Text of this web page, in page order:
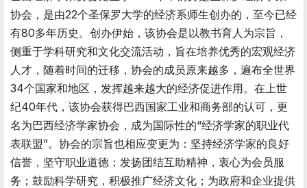
协会，是由22个圣保罗大学的经济系师生创办的，至今已经
有80多年历史。创办伊始，该协会是以教书育人为宗旨，
侧重于学科研究和文化交流活动，旨在培养优秀的宏观经济
人才，随着时间的迁移，协会的成员原来越多，遍布全世界
34个国家和地区，发挥越来越大的经济促进作用。在上世
纪40年代，该协会获得巴西国家工业和商务部的认可，更
名为巴西经济学家协会，成为国际性的“经济学家的职业代
表联盟”。协会的宗旨也相应变更为：坚持经济学家的良好
信誉，坚守职业道德；发扬团结互助精神，衷心为会员服
务；鼓励科学研究，积极推广经济文化；为政府和企业提供